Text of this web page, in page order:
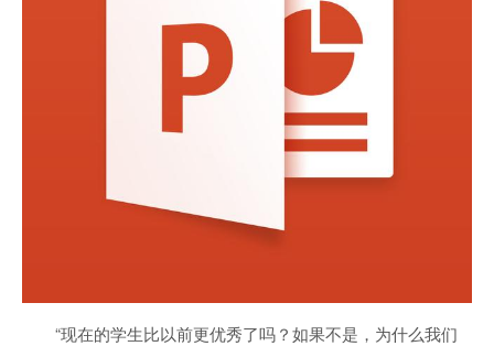
“现在的学生比以前更优秀了吗？如果不是，为什么我们